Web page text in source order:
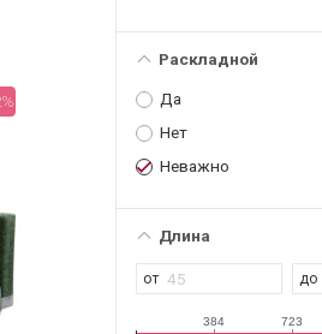
Раскладной
Да
Нет
Неважно
Длина
384 723